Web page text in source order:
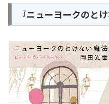
『ニューヨークのと